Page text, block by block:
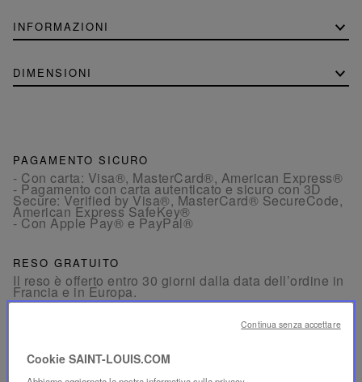
INFORMAZIONI
DIMENSIONI
PAGAMENTO SICURO
- Con carta: Visa®, MasterCard®, American Express®
- Pagamento con carta autenticato e sicuro con 3D
Secure: Verified by Visa®, MasterCard® SecureCode,
American Express SafeKey®
- Con Apple Pay® e PayPal®
RESO GRATUITO
Il reso è offerto entro 30 giorni dalla data dell’ordine in
Francia e in Europa.
venerdì, dalle 10:00 alle 18:00.
Cookie SAINT-LOUIS.COM
Continua senza accettare